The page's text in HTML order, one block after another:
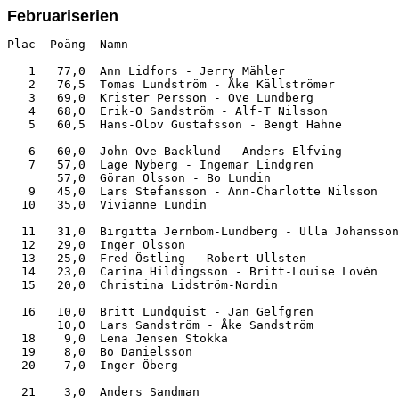
Februariserien
Plac  Poäng  Namn
1   77,0  Ann Lidfors - Jerry Mähler
2   76,5  Tomas Lundström - Åke Källströmer
3   69,0  Krister Persson - Ove Lundberg
4   68,0  Erik-O Sandström - Alf-T Nilsson
5   60,5  Hans-Olov Gustafsson - Bengt Hahne
6   60,0  John-Ove Backlund - Anders Elfving
7   57,0  Lage Nyberg - Ingemar Lindgren
57,0  Göran Olsson - Bo Lundin
9   45,0  Lars Stefansson - Ann-Charlotte Nilsson
10   35,0  Vivianne Lundin
11   31,0  Birgitta Jernbom-Lundberg - Ulla
12   29,0  Inger Olsson
13   25,0  Fred Östling - Robert Ullsten
14   23,0  Carina Hildingsson - Britt-Louise Lovén
15   20,0  Christina Lidström-Nordin
16   10,0  Britt Lundquist - Jan Gelfgren
10,0  Lars Sandström - Åke Sandström
18    9,0  Lena Jensen Stokka
19    8,0  Bo Danielsson
20    7,0  Inger Öberg